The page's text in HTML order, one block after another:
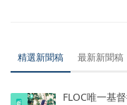
精選新聞稿 最新新聞稿
FLOC唯一基